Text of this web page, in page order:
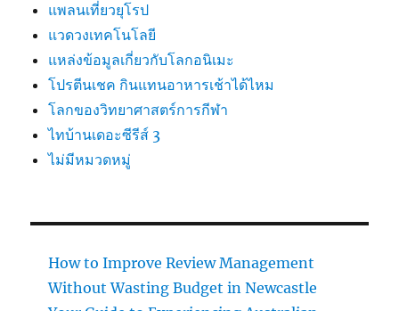
แพลนเที่ยวยุโรป
แวดวงเทคโนโลยี
แหล่งข้อมูลเกี่ยวกับโลกอนิเมะ
โปรตีนเชค กินแทนอาหารเช้าได้ไหม
โลกของวิทยาศาสตร์การกีฬา
ไทบ้านเดอะซีรีส์ 3
ไม่มีหมวดหมู่
How to Improve Review Management
Without Wasting Budget in Newcastle